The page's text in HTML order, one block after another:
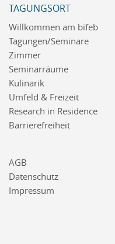
TAGUNGSORT
Willkommen am bifeb
Tagungen/Seminare
Zimmer
Seminarräume
Kulinarik
Umfeld & Freizeit
Research in Residence
Barrierefreiheit
AGB
Datenschutz
Impressum